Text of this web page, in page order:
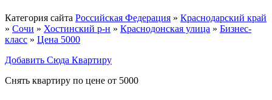
Категория сайта Российская Федерация » Краснодарский край
» Сочи » Хостинский р-н » Краснодонская улица » Бизнес-
класс » Цена 5000
Добавить Сюда Квартиру
Снять квартиру по цене от 5000